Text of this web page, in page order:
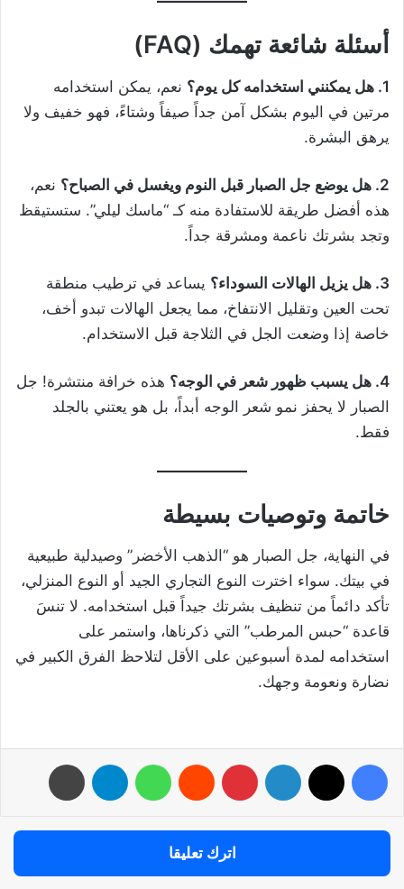
أسئلة شائعة تهمك (FAQ)
1. هل يمكنني استخدامه كل يوم؟
نعم، يمكن استخدامه
مرتين في اليوم بشكل آمن جداً صيفاً وشتاءً، فهو خفيف ولا
يرهق البشرة.
2. هل يوضع جل الصبار قبل النوم ويغسل في الصباح؟
نعم،
هذه أفضل طريقة للاستفادة منه كـ “ماسك ليلي”. ستستيقظ
وتجد بشرتك ناعمة ومشرقة جداً.
3. هل يزيل الهالات السوداء؟
يساعد في ترطيب منطقة
تحت العين وتقليل الانتفاخ، مما يجعل الهالات تبدو أخف،
خاصة إذا وضعت الجل في الثلاجة قبل الاستخدام.
4. هل يسبب ظهور شعر في الوجه؟
هذه خرافة منتشرة! جل
الصبار لا يحفز نمو شعر الوجه أبداً، بل هو يعتني بالجلد
فقط.
خاتمة وتوصيات بسيطة
في النهاية، جل الصبار هو “الذهب الأخضر” وصيدلية طبيعية
في بيتك. سواء اخترت النوع التجاري الجيد أو النوع المنزلي،
تأكد دائماً من تنظيف بشرتك جيداً قبل استخدامه. لا تنسَ
قاعدة “حبس المرطب” التي ذكرناها، واستمر على
استخدامه لمدة أسبوعين على الأقل لتلاحظ الفرق الكبير في
نضارة ونعومة وجهك.
فيسبوك لينكدإن بينتيريست واتساب تيلقرام
اترك تعليقا